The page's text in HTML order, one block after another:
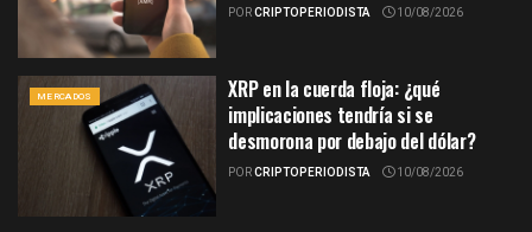
PORCRIPTOPERIODISTA 10/08/2026
MERCADOS
XRP en la cuerda floja: ¿qué
implicaciones tendría si se
desmorona por debajo del dólar?
PORCRIPTOPERIODISTA 10/08/2026